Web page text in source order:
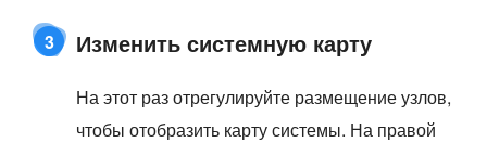
3 Изменить системную карту
На этот раз отрегулируйте размещение узлов,
чтобы отобразить карту системы. На правой